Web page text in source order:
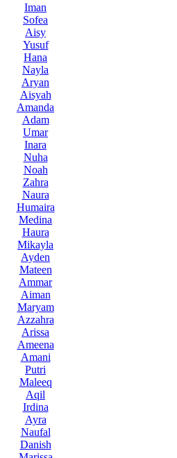
Iman
Sofea
Aisy
Yusuf
Hana
Nayla
Aryan
Aisyah
Amanda
Adam
Umar
Inara
Nuha
Noah
Zahra
Naura
Humaira
Medina
Haura
Mikayla
Ayden
Mateen
Ammar
Aiman
Maryam
Azzahra
Arissa
Ameena
Amani
Putri
Maleeq
Aqil
Irdina
Ayra
Naufal
Danish